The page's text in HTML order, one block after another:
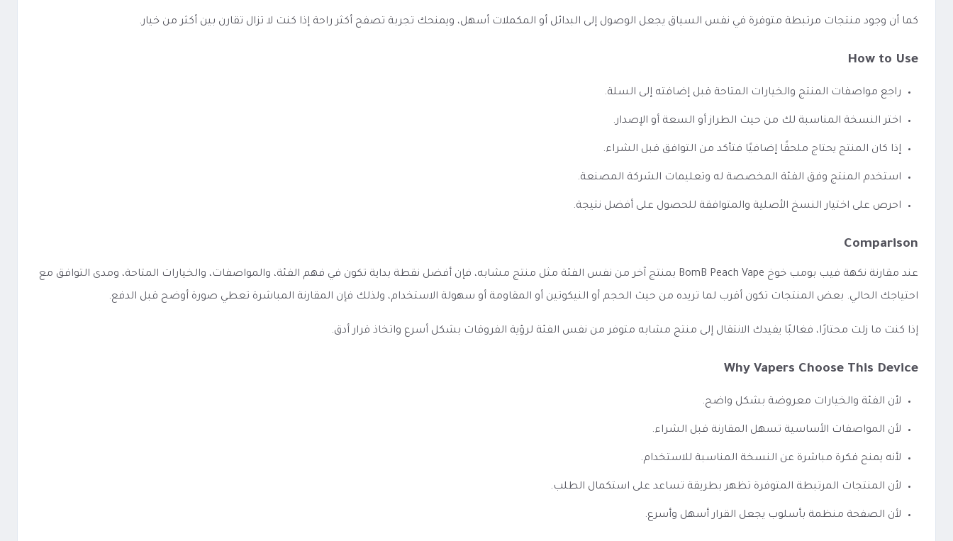
كما أن وجود منتجات مرتبطة متوفرة في نفس السياق يجعل الوصول إلى البدائل أو المكملات أسهل، ويمنحك تجربة تصفح أكثر راحة إذا كنت لا تزال تقارن بين أكثر من خيار.
How to Use
راجع مواصفات المنتج والخيارات المتاحة قبل إضافته إلى السلة.
اختر النسخة المناسبة لك من حيث الطراز أو السعة أو الإصدار.
إذا كان المنتج يحتاج ملحقًا إضافيًا فتأكد من التوافق قبل الشراء.
استخدم المنتج وفق الفئة المخصصة له وتعليمات الشركة المصنعة.
احرص على اختيار النسخ الأصلية والمتوافقة للحصول على أفضل نتيجة.
Comparison
عند مقارنة نكهة فيب بومب خوخ BomB Peach Vape بمنتج آخر من نفس الفئة مثل منتج مشابه، فإن أفضل نقطة بداية تكون في فهم الفئة، والمواصفات، والخيارات المتاحة، ومدى التوافق مع
احتياجك الحالي. بعض المنتجات تكون أقرب لما تريده من حيث الحجم أو النيكوتين أو المقاومة أو سهولة الاستخدام، ولذلك فإن المقارنة المباشرة تعطي صورة أوضح قبل الدفع.
إذا كنت ما زلت محتارًا، فغالبًا يفيدك الانتقال إلى منتج مشابه متوفر من نفس الفئة لرؤية الفروقات بشكل أسرع واتخاذ قرار أدق.
Why Vapers Choose This Device
لأن الفئة والخيارات معروضة بشكل واضح.
لأن المواصفات الأساسية تسهل المقارنة قبل الشراء.
لأنه يمنح فكرة مباشرة عن النسخة المناسبة للاستخدام.
لأن المنتجات المرتبطة المتوفرة تظهر بطريقة تساعد على استكمال الطلب.
لأن الصفحة منظمة بأسلوب يجعل القرار أسهل وأسرع.